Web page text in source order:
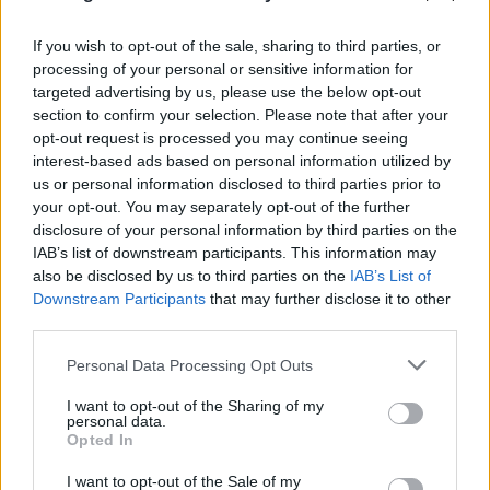
If you wish to opt-out of the sale, sharing to third parties, or
processing of your personal or sensitive information for
targeted advertising by us, please use the below opt-out
section to confirm your selection. Please note that after your
opt-out request is processed you may continue seeing
interest-based ads based on personal information utilized by
us or personal information disclosed to third parties prior to
your opt-out. You may separately opt-out of the further
disclosure of your personal information by third parties on the
IAB’s list of downstream participants. This information may
also be disclosed by us to third parties on the IAB’s List of
Downstream Participants that may further disclose it to other
Please note that this website/app uses one or more Google
not limited to your visit or usage behaviour. You may click to
grant or deny consent to Google and its third-party tags to
use your data for below specified purposes in below Google
consent section.
Personal Data Processing Opt Outs
I want to opt-out of the Sharing of my
personal data.
Opted In
I want to opt-out of the Sale of my
07.08.2026